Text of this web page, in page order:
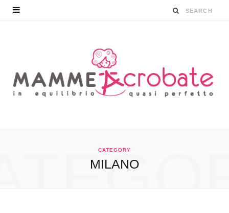
CATEGORY
MILANO